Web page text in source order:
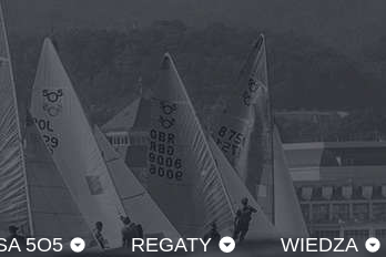
5O5 REGATY WIEDZA